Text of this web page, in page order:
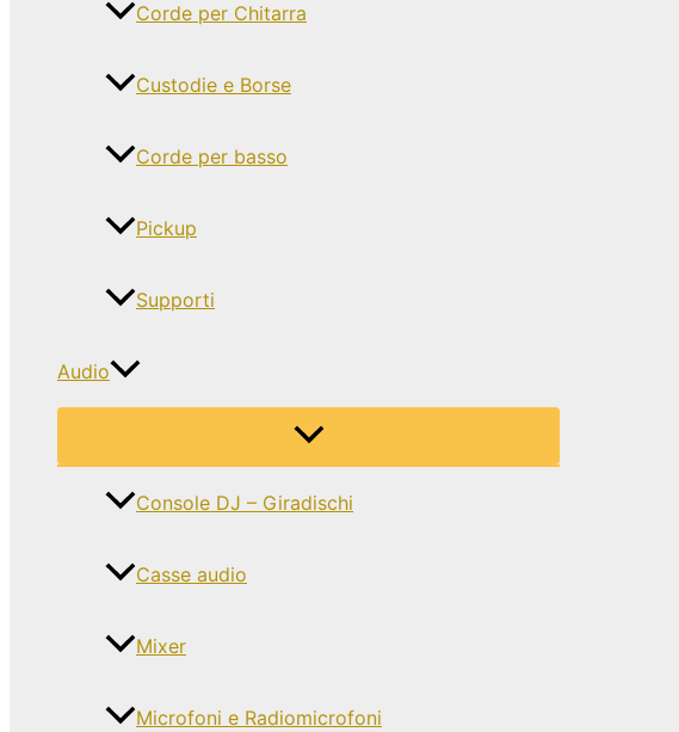
Corde per Chitarra
Custodie e Borse
Corde per basso
Pickup
Supporti
Audio
Console DJ – Giradischi
Casse audio
Mixer
Microfoni e Radiomicrofoni